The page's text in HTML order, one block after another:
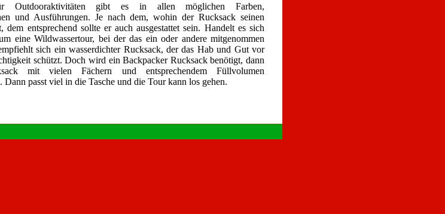
Outdooraktivitäten gibt es in allen möglichen Farben,
und Ausführungen. Je nach dem, wohin der Rucksack seinen
dem entsprechend sollte er auch ausgestattet sein. Handelt es sich
eine Wildwassertour, bei der das ein oder andere mitgenommen
sich ein wasserdichter Rucksack, der das Hab und Gut vor
schützt. Doch wird ein Backpacker Rucksack benötigt, dann
mit vielen Fächern und entsprechendem Füllvolumen
Dann passt viel in die Tasche und die Tour kann los gehen.